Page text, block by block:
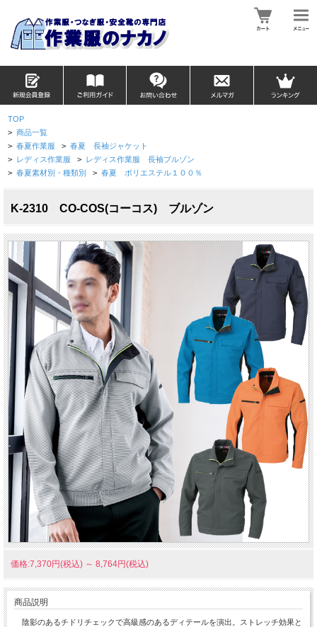
TOP
> 商品一覧
> 春夏作業服 > 春夏 長袖ジャケット
> レディス作業服 > レディス作業服 長袖ブルゾン
> 春夏素材別・種類別 > 春夏 ポリエステル１００％
K-2310 CO-COS(コーコス) ブルゾン
価格:7,370円(税込) ～ 8,764円(税込)
商品説明
陰影のあるチドリチェックで高級感のあるディテールを演出。ストレッチ効果と